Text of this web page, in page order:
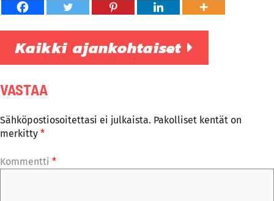
Kaikki ajankohtaiset
VASTAA
Sähköpostiosoitettasi ei julkaista. Pakolliset kentät on
merkitty *
Kommentti *